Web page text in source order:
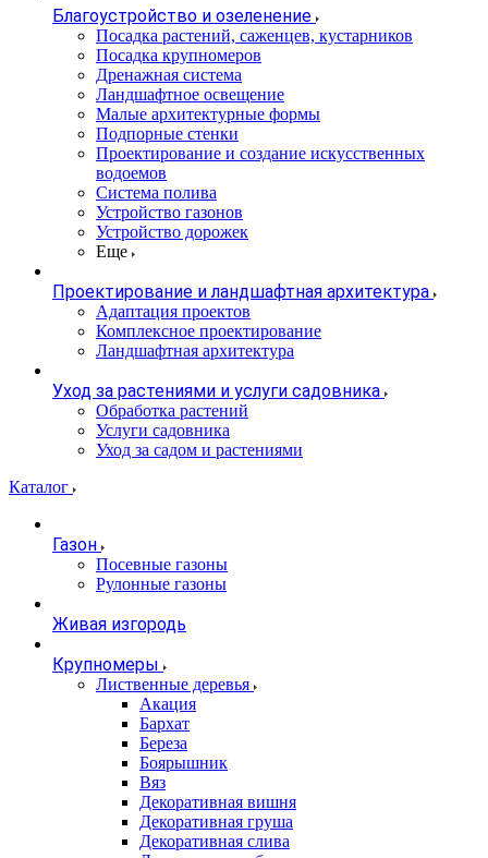
Благоустройство и озеленение
Посадка растений, саженцев, кустарников
Посадка крупномеров
Дренажная система
Ландшафтное освещение
Малые архитектурные формы
Подпорные стенки
Проектирование и создание искусственных
водоемов
Система полива
Устройство газонов
Устройство дорожек
Еще
Проектирование и ландшафтная архитектура
Адаптация проектов
Комплексное проектирование
Ландшафтная архитектура
Уход за растениями и услуги садовника
Обработка растений
Услуги садовника
Уход за садом и растениями
Каталог
Газон
Посевные газоны
Рулонные газоны
Живая изгородь
Крупномеры
Лиственные деревья
Акация
Бархат
Береза
Боярышник
Вяз
Декоративная вишня
Декоративная груша
Декоративная слива